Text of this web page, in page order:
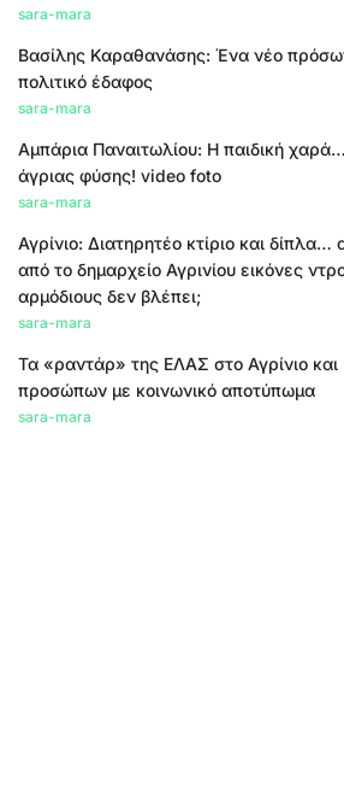
sara-mara
Βασίλης Καραθανάσης: Ένα νέο
πολιτικό έδαφος
sara-mara
Αμπάρια Παναιτωλίου: Η παιδική
άγριας φύσης! video foto
sara-mara
Αγρίνιο: Διατηρητέο κτίριο και
από το δημαρχείο Αγρινίου εικόνες
αρμόδιους δεν βλέπει;
sara-mara
Τα «ραντάρ» της ΕΛΑΣ στο Αγρίνιο και
προσώπων με κοινωνικό αποτύπωμα
sara-mara